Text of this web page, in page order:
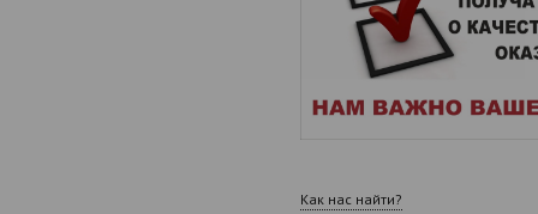
Как нас найти?